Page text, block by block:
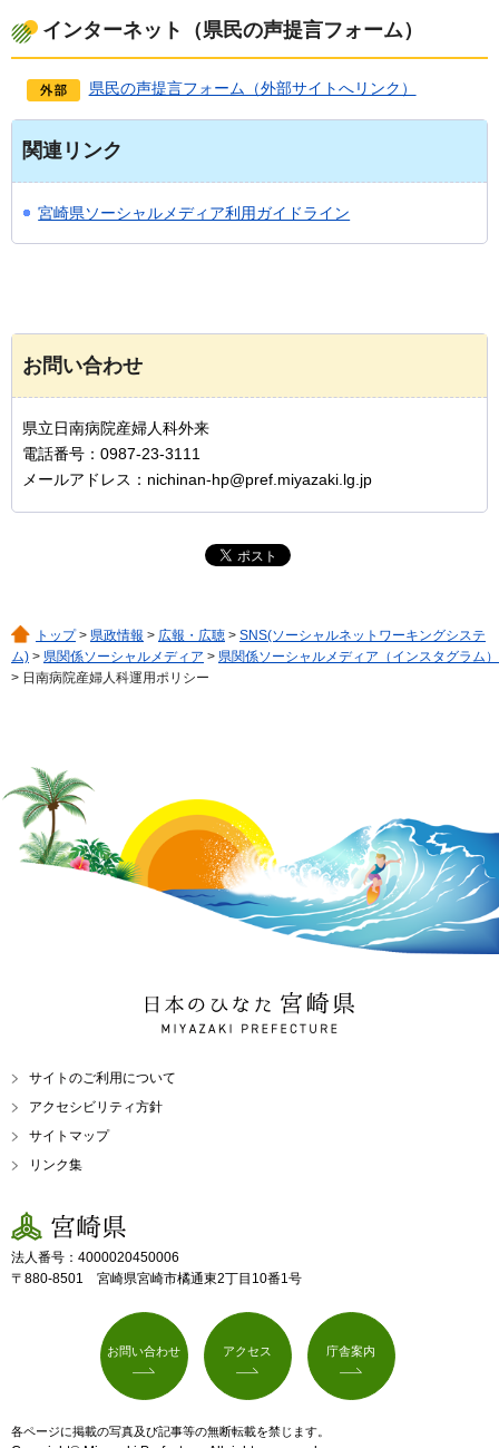
インターネット（県民の声提言フォーム）
県民の声提言フォーム（外部サイトへリンク）
関連リンク
宮崎県ソーシャルメディア利用ガイドライン
お問い合わせ
県立日南病院産婦人科外来
電話番号：0987-23-3111
メールアドレス：nichinan-hp@pref.miyazaki.lg.jp
トップ> 県政情報 > 広報・広聴 > SNS(ソーシャルネットワーキングシステ
ム) > 県関係ソーシャルメディア > 県関係ソーシャルメディア（インスタグラム）
> 日南病院産婦人科運用ポリシー
日本のひなた 宮崎県
MIYAZAKI PREFECTURE
サイトのご利用について
アクセシビリティ方針
サイトマップ
リンク集
宮崎県
法人番号：4000020450006
〒880-8501 宮崎県宮崎市橘通東2丁目10番1号
お問い合わせ アクセス 庁舎案内
各ページに掲載の写真及び記事等の無断転載を禁じます。